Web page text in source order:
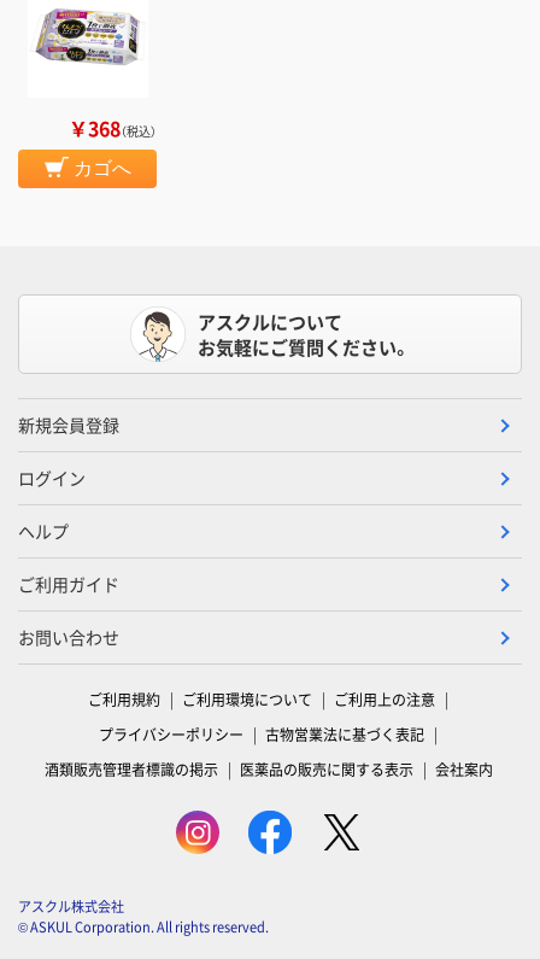
￥368（税込）
カゴへ
アスクルについて
お気軽にご質問ください。
新規会員登録
ログイン
ヘルプ
ご利用ガイド
お問い合わせ
ご利用規約 ご利用環境について
ご利用上の注意
プライバシーポリシー
古物営業法に基づく表記
酒類販売管理者標識の掲示
医薬品の販売に関する表示 会社案内
アスクル株式会社
© ASKUL Corporation. All rights reserved.